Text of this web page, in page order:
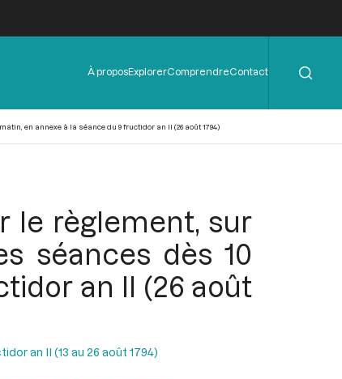
Menu
de
À proposExplorerComprendreContact
en annexe à la séance du 9 fructidor an II (26 août 1794)
le règlement, sur
séances dès 10
an II (26 août
an II (13 au 26 août 1794)